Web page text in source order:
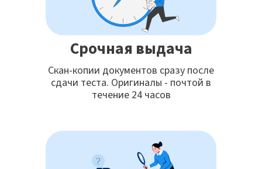
Срочная выдача
Скан-копии документов сразу после
сдачи теста. Оригиналы - почтой в
течение 24 часов